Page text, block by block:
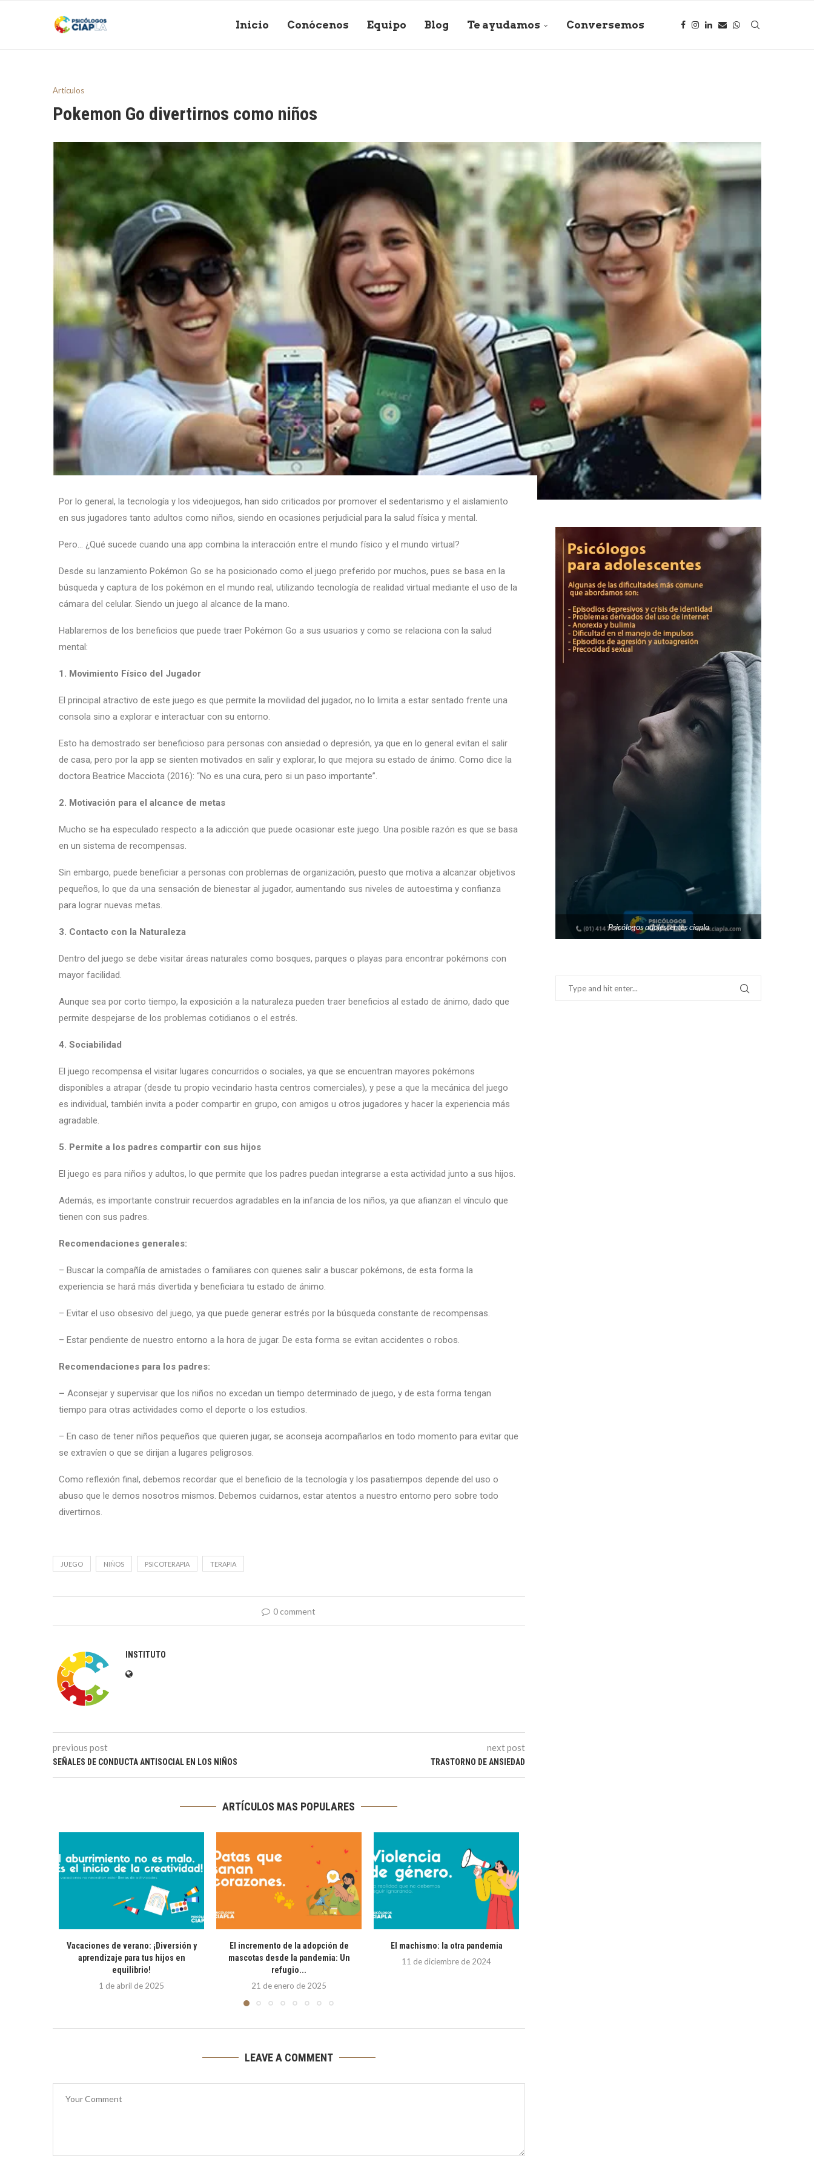
Inicio Conócenos Equipo Blog Te ayudamos Conversemos
Artículos
Pokemon Go divertirnos como niños
Por lo general, la tecnología y los videojuegos, han sido criticados por promover el sedentarismo y el aislamiento
en sus jugadores tanto adultos como niños, siendo en ocasiones perjudicial para la salud física y mental.
Pero… ¿Qué sucede cuando una app combina la interacción entre el mundo físico y el mundo virtual?
Desde su lanzamiento Pokémon Go se ha posicionado como el juego preferido por muchos, pues se basa en la
búsqueda y captura de los pokémon en el mundo real, utilizando tecnología de realidad virtual mediante el uso de la
cámara del celular. Siendo un juego al alcance de la mano.
Hablaremos de los beneficios que puede traer Pokémon Go a sus usuarios y como se relaciona con la salud
mental:
1. Movimiento Físico del Jugador
El principal atractivo de este juego es que permite la movilidad del jugador, no lo limita a estar sentado frente una
consola sino a explorar e interactuar con su entorno.
Esto ha demostrado ser beneficioso para personas con ansiedad o depresión, ya que en lo general evitan el salir
de casa, pero por la app se sienten motivados en salir y explorar, lo que mejora su estado de ánimo. Como dice la
doctora Beatrice Macciota (2016): “No es una cura, pero si un paso importante”.
2. Motivación para el alcance de metas
Mucho se ha especulado respecto a la adicción que puede ocasionar este juego. Una posible razón es que se basa
en un sistema de recompensas.
Sin embargo, puede beneficiar a personas con problemas de organización, puesto que motiva a alcanzar objetivos
pequeños, lo que da una sensación de bienestar al jugador, aumentando sus niveles de autoestima y confianza
para lograr nuevas metas.
3. Contacto con la Naturaleza
Dentro del juego se debe visitar áreas naturales como bosques, parques o playas para encontrar pokémons con
mayor facilidad.
Aunque sea por corto tiempo, la exposición a la naturaleza pueden traer beneficios al estado de ánimo, dado que
permite despejarse de los problemas cotidianos o el estrés.
4. Sociabilidad
El juego recompensa el visitar lugares concurridos o sociales, ya que se encuentran mayores pokémons
disponibles a atrapar (desde tu propio vecindario hasta centros comerciales), y pese a que la mecánica del juego
es individual, también invita a poder compartir en grupo, con amigos u otros jugadores y hacer la experiencia más
agradable.
5. Permite a los padres compartir con sus hijos
El juego es para niños y adultos, lo que permite que los padres puedan integrarse a esta actividad junto a sus hijos.
Además, es importante construir recuerdos agradables en la infancia de los niños, ya que afianzan el vínculo que
tienen con sus padres.
Recomendaciones generales:
– Buscar la compañía de amistades o familiares con quienes salir a buscar pokémons, de esta forma la
experiencia se hará más divertida y beneficiara tu estado de ánimo.
– Evitar el uso obsesivo del juego, ya que puede generar estrés por la búsqueda constante de recompensas.
– Estar pendiente de nuestro entorno a la hora de jugar. De esta forma se evitan accidentes o robos.
Recomendaciones para los padres:
– Aconsejar y supervisar que los niños no excedan un tiempo determinado de juego, y de esta forma tengan
tiempo para otras actividades como el deporte o los estudios.
– En caso de tener niños pequeños que quieren jugar, se aconseja acompañarlos en todo momento para evitar que
se extravíen o que se dirijan a lugares peligrosos.
Como reflexión final, debemos recordar que el beneficio de la tecnología y los pasatiempos depende del uso o
abuso que le demos nosotros mismos. Debemos cuidarnos, estar atentos a nuestro entorno pero sobre todo
divertirnos.
JUEGO NIÑOS PSICOTERAPIA TERAPIA
0 comment
INSTITUTO
previous post
SEÑALES DE CONDUCTA ANTISOCIAL EN LOS NIÑOS
next post
TRASTORNO DE ANSIEDAD
ARTÍCULOS MAS POPULARES
Vacaciones de verano: ¡Diversión y
aprendizaje para tus hijos en
equilibrio!
1 de abril de 2025
El incremento de la adopción de
mascotas desde la pandemia: Un
refugio...
21 de enero de 2025
El machismo: la otra pandemia
11 de diciembre de 2024
LEAVE A COMMENT
Psicólogos adolescentes ciapla